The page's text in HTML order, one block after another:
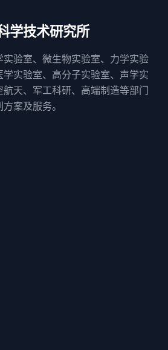
学技术研究所
验室、微生物实验室、力学实验
实验室、高分子实验室、声学实
天、军工科研、高端制造等部门
案及服务。